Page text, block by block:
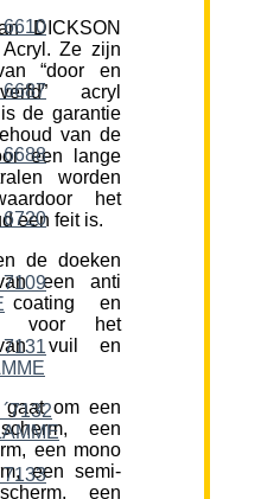
DICKSON
Ze zijn
“door en
acryl
de garantie
van de
een lange
worden
het
een feit is.
de doeken
een anti
coating en
voor het
vuil en
gaat om een
een
een mono
een semi-
een